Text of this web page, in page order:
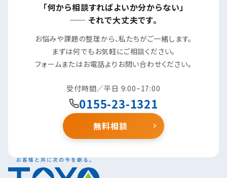
「何から相談すればよいか分からない」
—— それで大丈夫です。
お悩みや課題の整理から、私たちがご一緒します。
まずは何でもお気軽にご相談ください。
フォームまたはお電話よりお問い合わせください。
受付時間／平日 9:00~17:00
0155-23-1321
無料相談